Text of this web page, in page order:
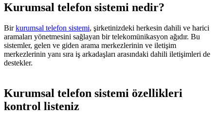
Kurumsal telefon sistemi nedir?
Birkurumsal telefon sistemi, şirketinizdeki herkesin dahili ve harici
aramaları yönetmesini sağlayan bir telekomünikasyon ağıdır. Bu
sistemler, gelen ve giden arama merkezlerinin ve iletişim
merkezlerinin yanı sıra iş arkadaşları arasındaki dahili iletişimleri de
destekler.
Kurumsal telefon sistemi özellikleri
kontrol listeniz